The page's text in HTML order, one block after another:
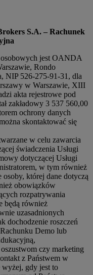
S.A. – Rachunek
jest OANDA
Rondo
NIP 526-275-91-31, dla
w Warszawie, XIII
akta rejestrowe pod
zakładowy 3 537 560,00
ochrony danych
skontaktować się
w celu zawarcia
świadczenia Usługi
dotyczącej Usługi
w tym również
osoby, której dane dotyczą
obowiązków
rozpatrywania
będą również
uzasadnionych
dochodzenie roszczeń
Demo lub
czy marketing
z Państwem w
gdy jest to